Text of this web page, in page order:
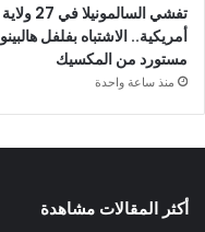
تفشي السالمونيلا في 27 ولاية
أمريكية.. الاشتباه بفلفل هالبينو
مستورد من المكسيك
منذ ساعة واحدة
أكثر المقالات مشاهدة